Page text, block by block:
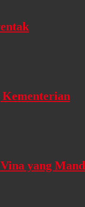
yang